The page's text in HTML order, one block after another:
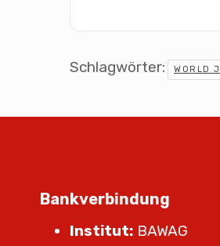
Schlagwörter: WORLD
Bankverbindung
Institut: BAWAG